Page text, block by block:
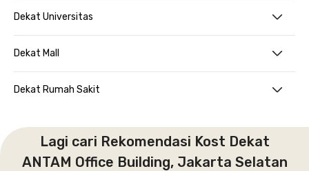
Dekat Universitas
Dekat Mall
Dekat Rumah Sakit
Lagi cari Rekomendasi Kost Dekat
ANTAM Office Building, Jakarta Selatan